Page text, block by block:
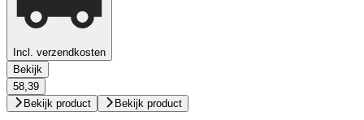
Incl. verzendkosten
Bekijk
58,39
Bekijk product
Bekijk product